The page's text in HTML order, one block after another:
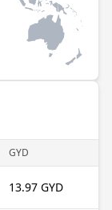
GYD
13.97 GYD